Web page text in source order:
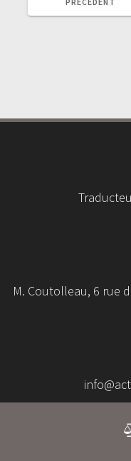
M. Coutolleau, 6 rue